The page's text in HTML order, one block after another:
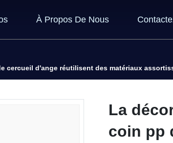
À Propos De Nous
cercueil d'ange réutilisent des matériaux
La
coin pp